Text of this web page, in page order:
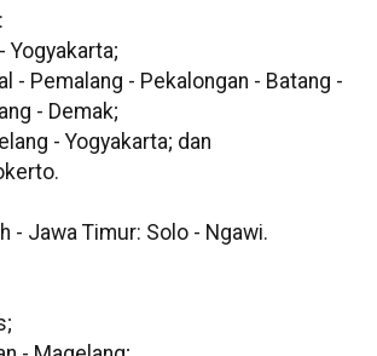
Yogyakarta;
- Pemalang - Pekalongan - Batang -
- Demak;
- Yogyakarta; dan
- Jawa Timur: Solo - Ngawi.